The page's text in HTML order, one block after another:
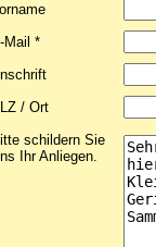
Mail *
/ Ort
schildern Sie
Ihr Anliegen.